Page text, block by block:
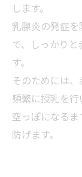
します。
乳腺炎の発症
で、しっかり
す。
そのためには、
頻繁に授乳を行
空っぽになる
防げます。